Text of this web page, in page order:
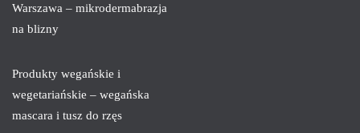
Warszawa – mikrodermabrazja
na blizny
Produkty wegańskie i
wegetariańskie – wegańska
mascara i tusz do rzęs